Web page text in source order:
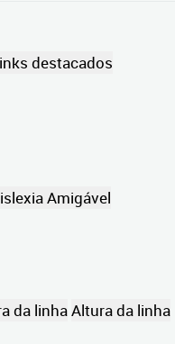
destacados
Amigável
da linhaAltura da linha